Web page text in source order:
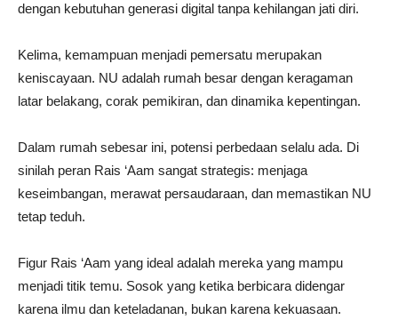
dengan kebutuhan generasi digital tanpa kehilangan jati diri.
Kelima, kemampuan menjadi pemersatu merupakan
keniscayaan. NU adalah rumah besar dengan keragaman
latar belakang, corak pemikiran, dan dinamika kepentingan.
Dalam rumah sebesar ini, potensi perbedaan selalu ada. Di
sinilah peran Rais ‘Aam sangat strategis: menjaga
keseimbangan, merawat persaudaraan, dan memastikan NU
tetap teduh.
Figur Rais ‘Aam yang ideal adalah mereka yang mampu
menjadi titik temu. Sosok yang ketika berbicara didengar
karena ilmu dan keteladanan, bukan karena kekuasaan.